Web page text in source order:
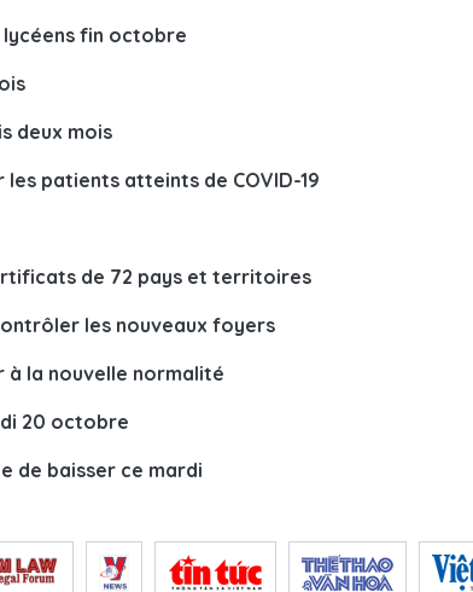
lycéens fin octobre
deux mois
patients atteints de COVID-19
de 72 pays et territoires
les nouveaux foyers
à la nouvelle normalité
20 octobre
de baisser ce mardi